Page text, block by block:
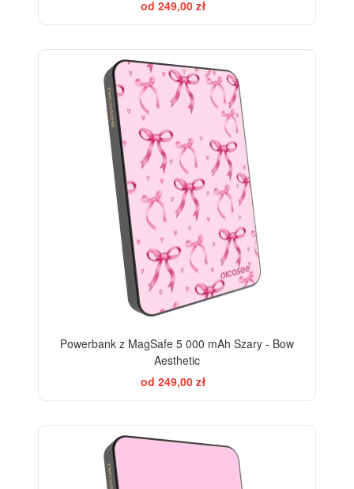
od 249,00 zł
Powerbank z MagSafe 5 000 mAh Szary - Bow
Aesthetic
od 249,00 zł